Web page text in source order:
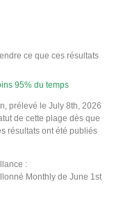
ce que ces résultats
95% du temps
prélevé le July 8th, 2026
de cette plage dès que
résultats ont été publiés
:
Monthly de June 1st